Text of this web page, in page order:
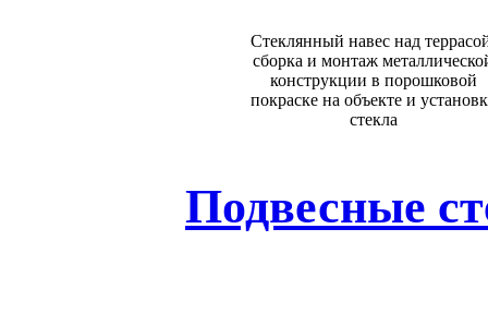
Стеклянный навес над
сборка и монтаж
конструкции в порошковой
покраске на объекте и
стекла
Подвесные